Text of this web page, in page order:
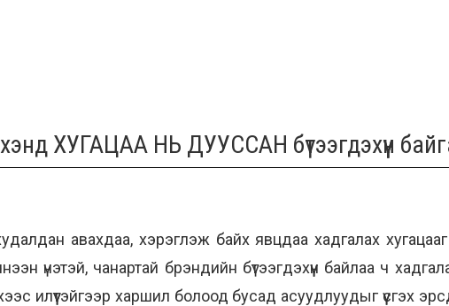
ХУГАЦАА НЬ ДУУССАН бүтээгдэхүүн
авахдаа, хэрэглэж байх явцдаа хадгалах хугацааг
үнэтэй, чанартай брэндийн бүтээгдэхүүн байлаа ч
илүүтэйгээр харшил болоод бусад асуудлуудыг үүсгэх